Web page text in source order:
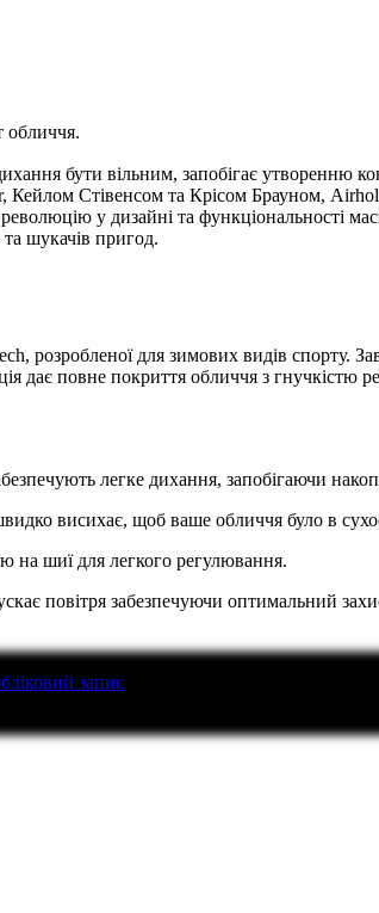
обличчя.
бути вільним, запобігає утворенню
Стівенсом та Крісом Брауном,
у дизайні та функціональності
шукачів пригод.
розробленої для зимових видів спорту.
дає повне покриття обличчя з
легке дихання, запобігаючи
висихає, щоб ваше обличчя було в
на шиї для легкого регулювання.
повітря забезпечуючи оптимальний
запис